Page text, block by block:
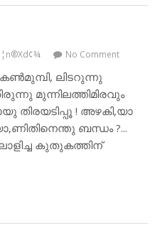
No Comment
ലിടറുന്നു
മുന്നിലത്തിമിരവും
തിരയടിപ്പൂ ! അഴകി,യാ
ബന്ധം ?...
കുതുകത്തിന്